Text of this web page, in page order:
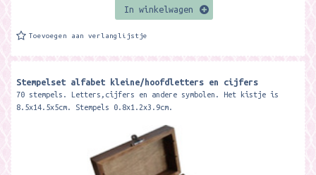
In winkelwagen
Toevoegen aan verlanglijstje
Stempelset alfabet kleine/hoofdletters en cijfers
70 stempels. Letters,cijfers en andere symbolen. Het kistje is
8.5x14.5x5cm. Stempels 0.8x1.2x3.9cm.